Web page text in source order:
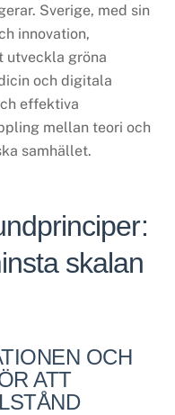
Sverige, med sin
innovation,
utveckla gröna
och digitala
effektiva
mellan teori och
samhället.
skalan
OCH
ATT